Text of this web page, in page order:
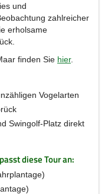
und
zahlreicher
erholsame
finden Sie hier.
Vogelarten
Swingolf-Platz direkt
diese Tour an: